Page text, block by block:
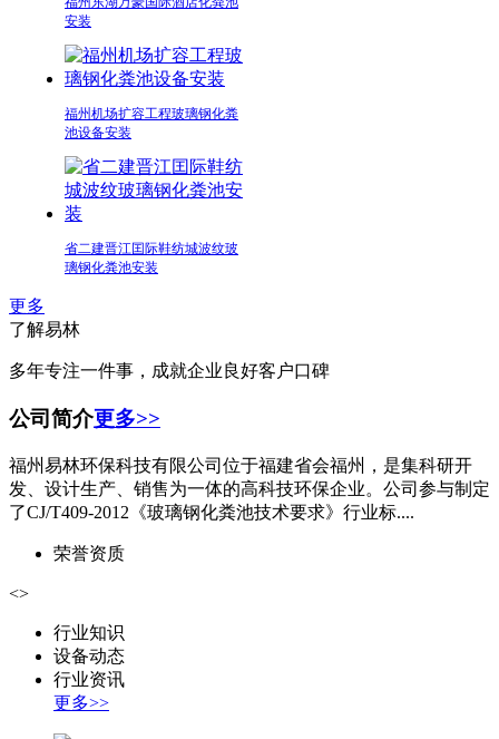
安装
福州机场扩容工程玻璃钢化粪
池设备安装
省二建晋江囯际鞋纺城波纹玻
璃钢化粪池安装
更多
了解易林
多年专注一件事，成就企业良好客户口碑
公司简介更多>>
福州易林环保科技有限公司位于福建省会福州，是集科研开
发、设计生产、销售为一体的高科技环保企业。公司参与制定
了CJ/T409-2012《玻璃钢化粪池技术要求》行业标....
荣誉资质
<>
行业知识
设备动态
行业资讯
更多>>